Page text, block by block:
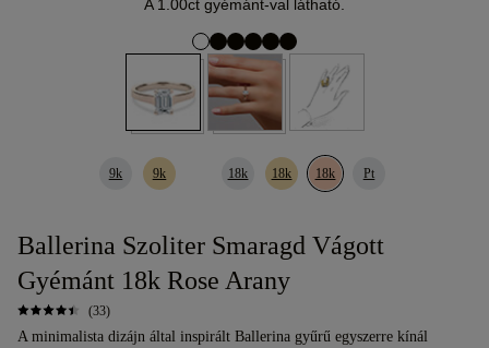
A 1.00ct gyémánt-val látható.
9k 9k 18k 18k 18k Pt
Ballerina Szoliter Smaragd Vágott
Gyémánt 18k Rose Arany
(33)
A minimalista dizájn által inspirált Ballerina gyűrű egyszerre kínál